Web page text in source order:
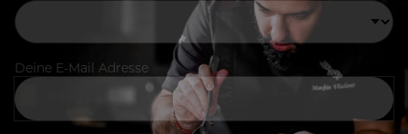
Deine E-Mail Adresse